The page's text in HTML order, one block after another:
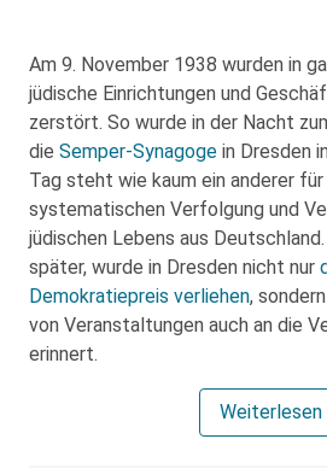
Am 9. November 1938 wurden in
jüdische Einrichtungen und
zerstört. So wurde in der Nacht
die Semper-Synagoge in Dresden
Tag steht wie kaum ein anderer
systematischen Verfolgung und
jüdischen Lebens aus
später, wurde in Dresden nicht nur
Demokratiepreis verliehen,
von Veranstaltungen auch an die
erinnert.
Weiterlesen